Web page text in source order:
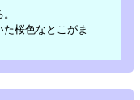
桜色なとこがま